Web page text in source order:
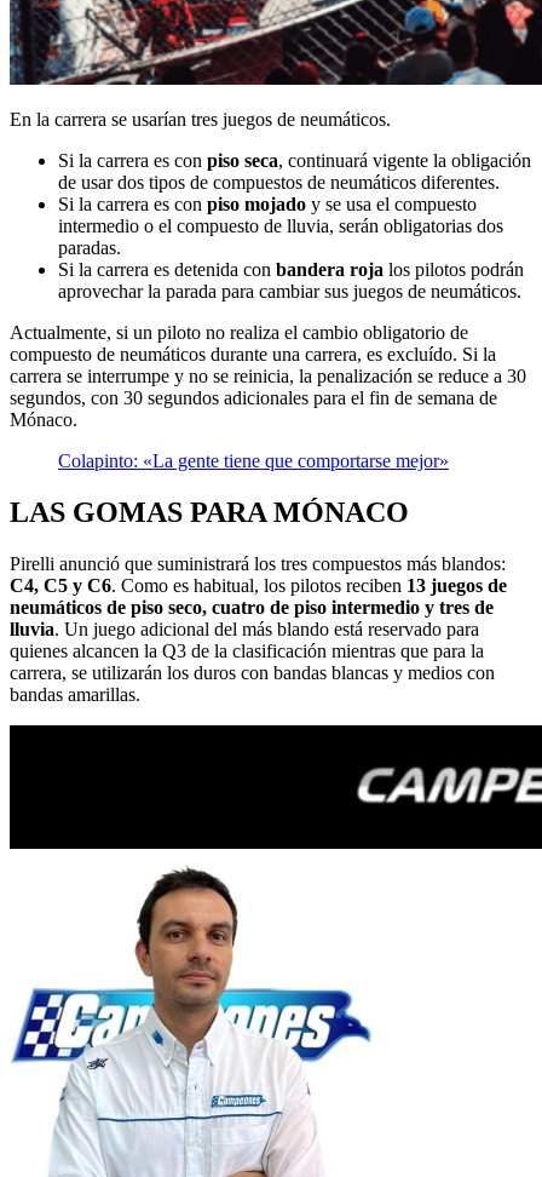
En la carrera se usarían tres juegos de neumáticos.
Si la carrera es con piso seca, continuará vigente la obligación
de usar dos tipos de compuestos de neumáticos diferentes.
Si la carrera es con piso mojado y se usa el compuesto
intermedio o el compuesto de lluvia, serán obligatorias dos
paradas.
Si la carrera es detenida con bandera roja los pilotos podrán
aprovechar la parada para cambiar sus juegos de neumáticos.
Actualmente, si un piloto no realiza el cambio obligatorio de
compuesto de neumáticos durante una carrera, es excluído. Si la
carrera se interrumpe y no se reinicia, la penalización se reduce a 30
segundos, con 30 segundos adicionales para el fin de semana de
Mónaco.
Colapinto: «La gente tiene que comportarse mejor»
LAS GOMAS PARA MÓNACO
Pirelli anunció que suministrará los tres compuestos más blandos:
C4, C5 y C6. Como es habitual, los pilotos reciben 13 juegos de
neumáticos de piso seco, cuatro de piso intermedio y tres de
lluvia. Un juego adicional del más blando está reservado para
quienes alcancen la Q3 de la clasificación mientras que para la
carrera, se utilizarán los duros con bandas blancas y medios con
bandas amarillas.